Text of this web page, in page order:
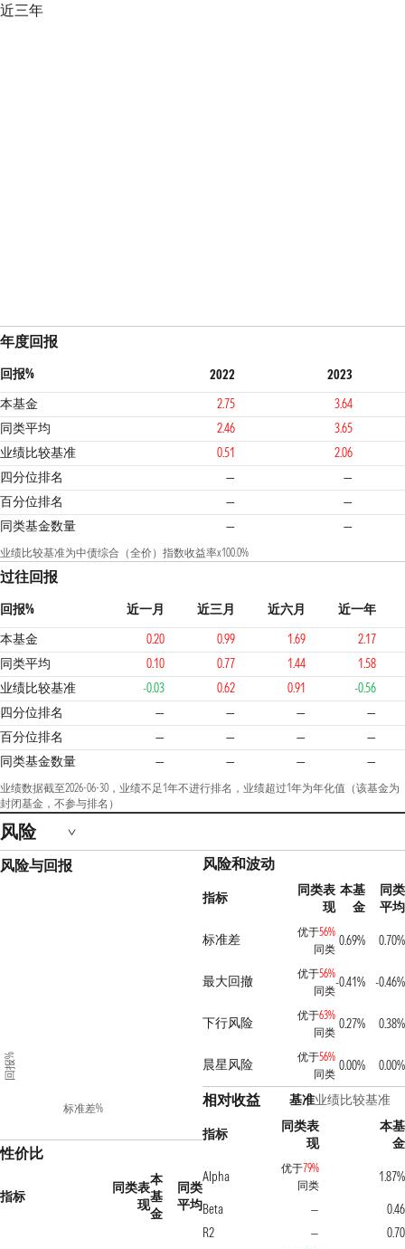
近三年
年度回报
回报% 2022
2023
本基金
2.75
3.64
同类平均
2.46
3.65
业绩比较基准
0.51
2.06
四分位排名
—
—
百分位排名
—
—
同类基金数量
— —
业绩比较基准为中债综合（全价）指数收益率x100.0%
过往回报
回报% 近一月 近三月 近六月
近一年
本基金
0.20 0.99 1.69
2.17
同类平均
0.10 0.77 1.44
1.58
业绩比较基准
-0.03 0.62 0.91
-0.56
四分位排名
— — —
—
百分位排名
— — —
—
同类基金数量
— — — —
业绩数据截至2026-06-30，业绩不足1年不进行排名，业绩超过1年为年化值（该基金为
封闭基金，不参与排名）
风险
风险与回报
标准差%
回报%
性价比
指标
同类表
现
本
基
金
同类
平均
风险和波动
指标
同类表
现
本基
金
同类
平均
标准差
优于56%
同类
0.69% 0.70%
最大回撤 优于56%
同类
-0.41% -0.46%
下行风险 优于63%
同类
0.27% 0.38%
晨星风险 优于56%
同类
0.00% 0.00%
相对收益 基准业绩比较基准
指标
同类表
现
本基
金
Alpha
优于79%
同类
1.87%
Beta
—
0.46
R2
—
0.70